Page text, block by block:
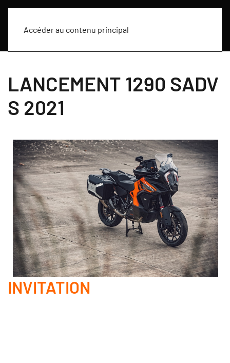
Accéder au contenu principal
LANCEMENT 1290 SADV
S 2021
INVITATION